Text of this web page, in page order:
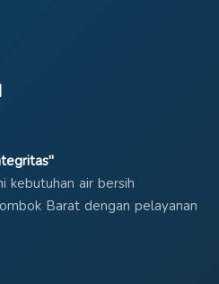
kebutuhan air bersih
Barat dengan pelayanan